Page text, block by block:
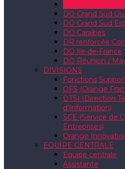
DO Grand Sud
DO Grand Sud Est
DO Caraïbes
DR renforcée
DO Ile-de-France
DO Réunion /
DIVISIONS
Fonctions
OFS (Orange
DTSI (Direction
d’Information)
SCE (Service de
Entreprises)
Orange
EQUIPE CENTRALE
Equipe centrale
Assistante